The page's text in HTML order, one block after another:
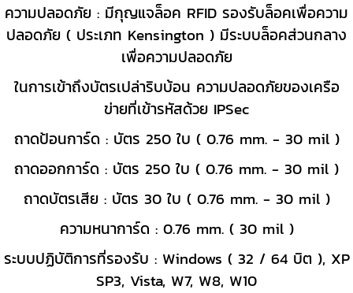
ความปลอดภัย : มีกุญแจล็อค RFID รองรับล็อคเพื่อความ
ปลอดภัย ( ประเภท Kensington ) มีระบบล็อคส่วนกลาง
เพื่อความปลอดภัย
ในการเข้าถึงบัตรเปล่าริบบ้อน ความปลอดภัยของเครือ
ข่ายที่เข้ารหัสด้วย IPSec
ถาดป้อนการ์ด : บัตร 250 ใบ ( 0.76 mm. - 30 mil )
ถาดออกการ์ด : บัตร 250 ใบ ( 0.76 mm. - 30 mil )
ถาดบัตรเสีย : บัตร 30 ใบ ( 0.76 mm. - 30 mil )
ความหนาการ์ด : 0.76 mm. ( 30 mil )
ระบบปฏิบัติการที่รองรับ : Windows ( 32 / 64 บิต ), XP
SP3, Vista, W7, W8, W10